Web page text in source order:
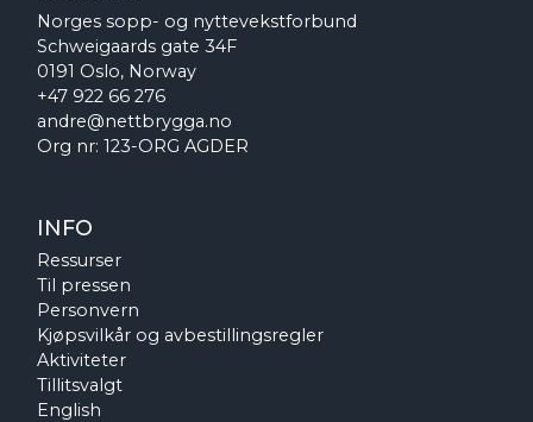
Norges sopp- og nyttevekstforbund
Schweigaards gate 34F
0191 Oslo, Norway
+47 922 66 276
andre@nettbrygga.no
Org nr: 123-ORG AGDER
INFO
Ressurser
Til pressen
Personvern
Kjøpsvilkår og avbestillingsregler
Aktiviteter
Tillitsvalgt
English